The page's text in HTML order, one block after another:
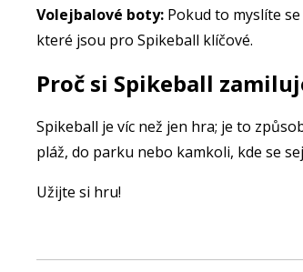
Volejbalové boty: Pokud to myslíte
které jsou pro Spikeball klíčové.
Proč si Spikeball
Spikeball je víc než jen hra; je to
pláž, do parku nebo kamkoli, kde se
Užijte si hru!